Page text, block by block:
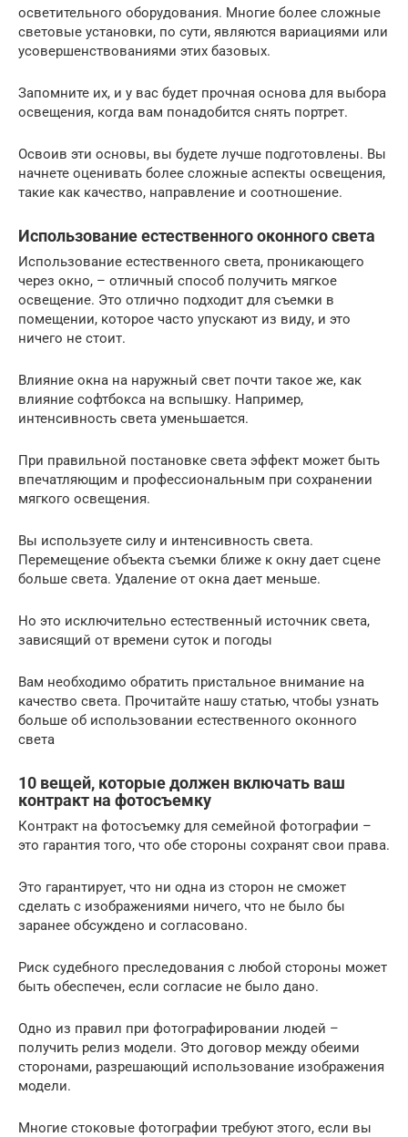
осветительного оборудования. Многие более сложные
световые установки, по сути, являются вариациями или
усовершенствованиями этих базовых.
Запомните их, и у вас будет прочная основа для выбора
освещения, когда вам понадобится снять портрет.
Освоив эти основы, вы будете лучше подготовлены. Вы
начнете оценивать более сложные аспекты освещения,
такие как качество, направление и соотношение.
Использование естественного оконного света
Использование естественного света, проникающего
через окно, – отличный способ получить мягкое
освещение. Это отлично подходит для съемки в
помещении, которое часто упускают из виду, и это
ничего не стоит.
Влияние окна на наружный свет почти такое же, как
влияние софтбокса на вспышку. Например,
интенсивность света уменьшается.
При правильной постановке света эффект может быть
впечатляющим и профессиональным при сохранении
мягкого освещения.
Вы используете силу и интенсивность света.
Перемещение объекта съемки ближе к окну дает сцене
больше света. Удаление от окна дает меньше.
Но это исключительно естественный источник света,
зависящий от времени суток и погоды
Вам необходимо обратить пристальное внимание на
качество света. Прочитайте нашу статью, чтобы узнать
больше об использовании естественного оконного
света
10 вещей, которые должен включать ваш
контракт на фотосъемку
Контракт на фотосъемку для семейной фотографии –
это гарантия того, что обе стороны сохранят свои права.
Это гарантирует, что ни одна из сторон не сможет
сделать с изображениями ничего, что не было бы
заранее обсуждено и согласовано.
Риск судебного преследования с любой стороны может
быть обеспечен, если согласие не было дано.
Одно из правил при фотографировании людей –
получить релиз модели. Это договор между обеими
сторонами, разрешающий использование изображения
модели.
Многие стоковые фотографии требуют этого, если вы